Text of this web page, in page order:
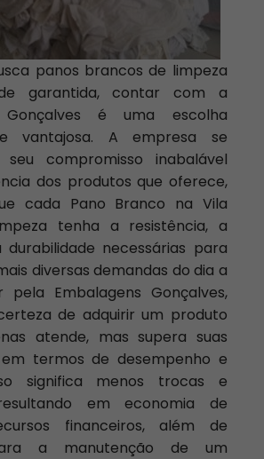
panos brancos de limpeza
garantida, contar com a
Gonçalves é uma escolha
vantajosa. A empresa se
compromisso inabalável
dos produtos que oferece,
cada Pano Branco na Vila
tenha a resistência, a
necessárias para
diversas demandas do dia a
Embalagens Gonçalves,
de adquirir um produto
atende, mas supera suas
termos de desempenho e
significa menos trocas e
em economia de
financeiros, além de
a manutenção de um